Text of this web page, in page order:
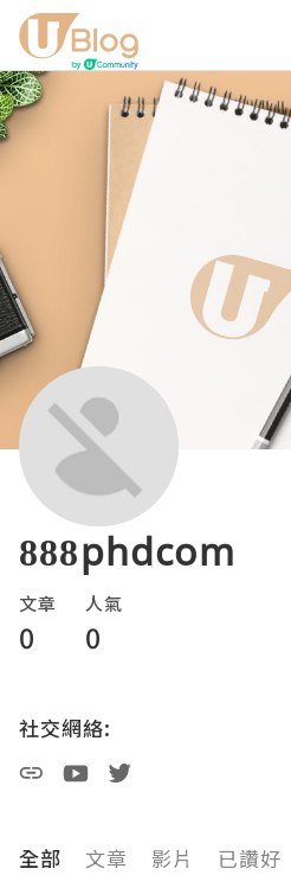
888phdcom
文章
0
人氣
0
社交網絡:
全部 文章 影片 已讚好